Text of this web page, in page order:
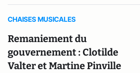
CHAISES MUSICALES
Remaniement du
gouvernement : Clotilde
Valter et Martine Pinville